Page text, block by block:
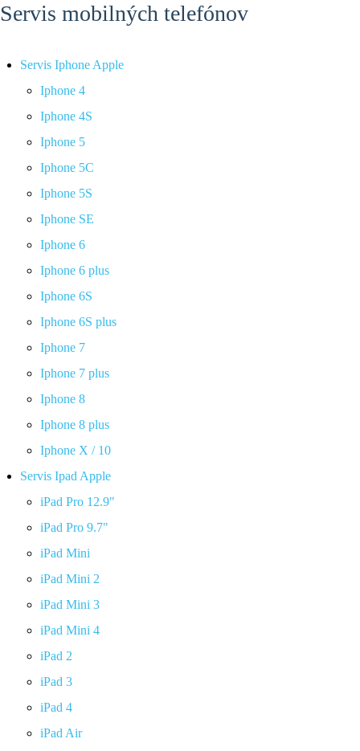
Servis mobilných telefónov
Servis Iphone Apple
Iphone 4
Iphone 4S
Iphone 5
Iphone 5C
Iphone 5S
Iphone SE
Iphone 6
Iphone 6 plus
Iphone 6S
Iphone 6S plus
Iphone 7
Iphone 7 plus
Iphone 8
Iphone 8 plus
Iphone X / 10
Servis Ipad Apple
iPad Pro 12.9"
iPad Pro 9.7"
iPad Mini
iPad Mini 2
iPad Mini 3
iPad Mini 4
iPad 2
iPad 3
iPad 4
iPad Air